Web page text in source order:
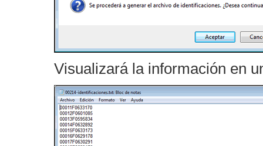
Visualizará la información en